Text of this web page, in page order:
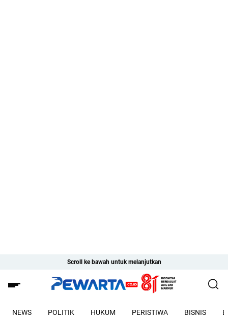
Scroll ke bawah untuk melanjutkan
NEWS POLITIK HUKUM PERISTIWA BISNIS